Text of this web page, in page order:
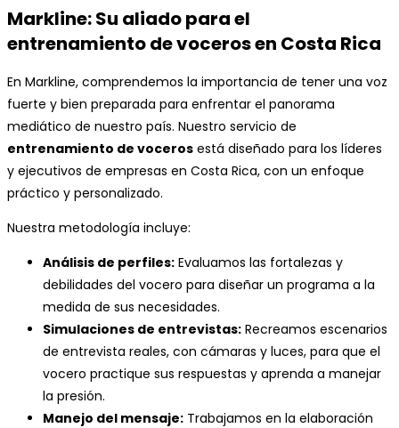
Markline: Su aliado para el
entrenamiento de voceros en Costa Rica
En Markline, comprendemos la importancia de tener una voz
fuerte y bien preparada para enfrentar el panorama
mediático de nuestro país. Nuestro servicio de
entrenamiento de voceros está diseñado para los líderes
y ejecutivos de empresas en Costa Rica, con un enfoque
práctico y personalizado.
Nuestra metodología incluye:
Análisis de perfiles: Evaluamos las fortalezas y
debilidades del vocero para diseñar un programa a la
medida de sus necesidades.
Simulaciones de entrevistas: Recreamos escenarios
de entrevista reales, con cámaras y luces, para que el
vocero practique sus respuestas y aprenda a manejar
la presión.
Manejo del mensaje: Trabajamos en la elaboración